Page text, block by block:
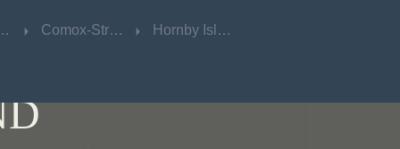
Comox-Strathcona Hornby Island
Comox-Strathcona Hornby Island